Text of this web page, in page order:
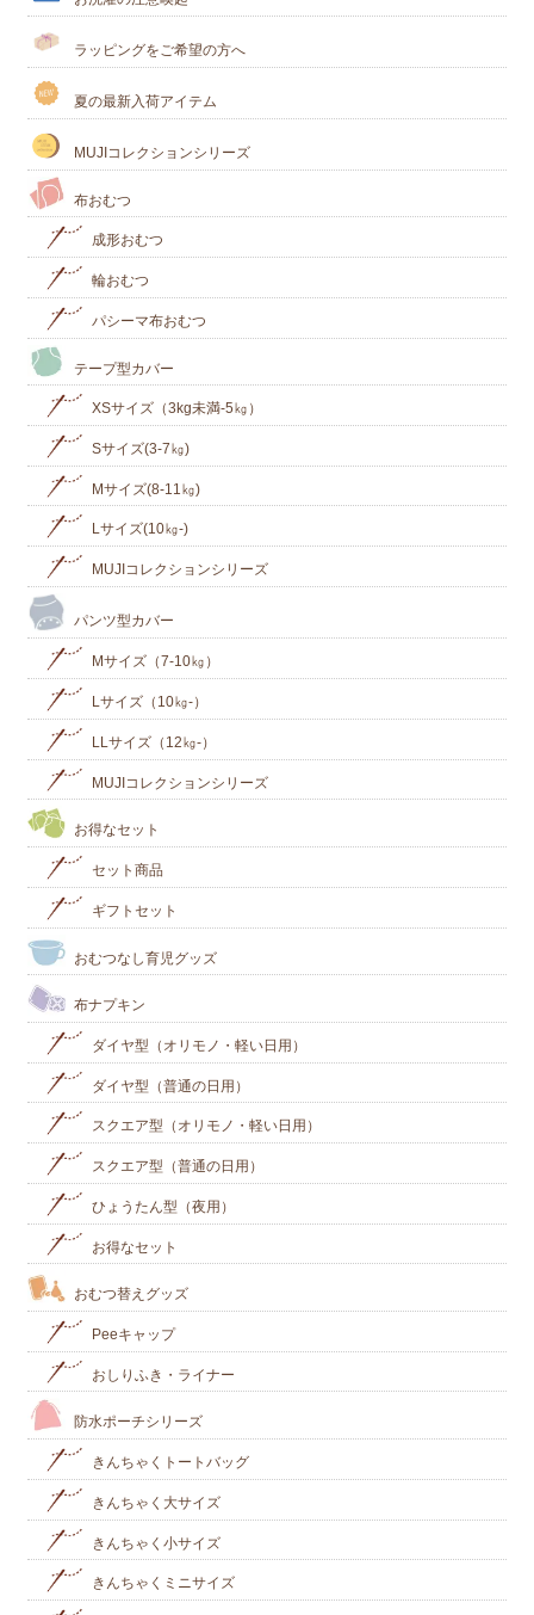
ラッピングをご希望の方へ
夏の最新入荷アイテム
MUJIコレクションシリーズ
布おむつ
成形おむつ
輪おむつ
パシーマ布おむつ
テープ型カバー
XSサイズ（3kg未満-5㎏）
Sサイズ(3-7㎏)
Mサイズ(8-11㎏)
Lサイズ(10㎏‐)
MUJIコレクションシリーズ
パンツ型カバー
Mサイズ（7-10㎏）
Lサイズ（10㎏-）
LLサイズ（12㎏-）
MUJIコレクションシリーズ
お得なセット
セット商品
ギフトセット
おむつなし育児グッズ
布ナプキン
ダイヤ型（オリモノ・軽い日用）
ダイヤ型（普通の日用）
スクエア型（オリモノ・軽い日用）
スクエア型（普通の日用）
ひょうたん型（夜用）
お得なセット
おむつ替えグッズ
Peeキャップ
おしりふき・ライナー
防水ポーチシリーズ
きんちゃくトートバッグ
きんちゃく大サイズ
きんちゃく小サイズ
きんちゃくミニサイズ